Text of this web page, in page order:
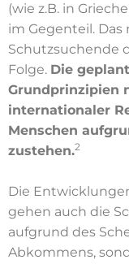
(wie z.B. in
im Gegenteil. Das
Schutzsuchende
Folge. Die
Grundprinzipien
internationaler
Menschen
zustehen.2
Die
gehen auch die
aufgrund des
Abkommens,